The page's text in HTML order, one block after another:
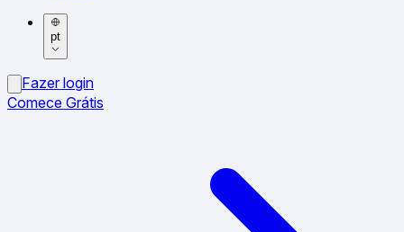
pt
Fazer login
Comece Grátis